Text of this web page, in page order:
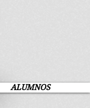
ALUMNOS